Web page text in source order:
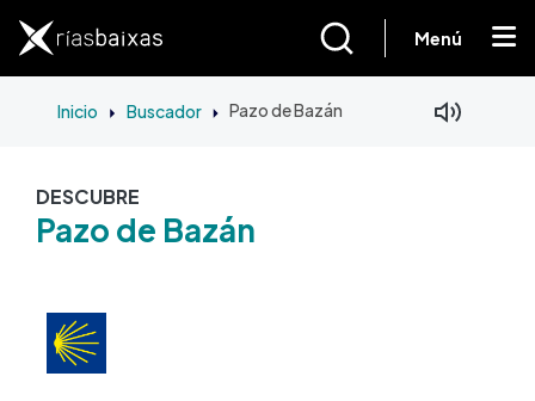
Menú
Inicio Buscador Pazo de Bazán
DESCUBRE
Pazo de Bazán